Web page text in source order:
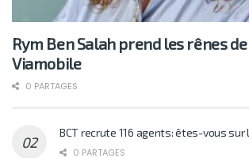
Rym Ben Salah prend les rênes de
Viamobile
0 PARTAGES
BCT recrute 116 agents: êtes-vous sur
0 PARTAGES